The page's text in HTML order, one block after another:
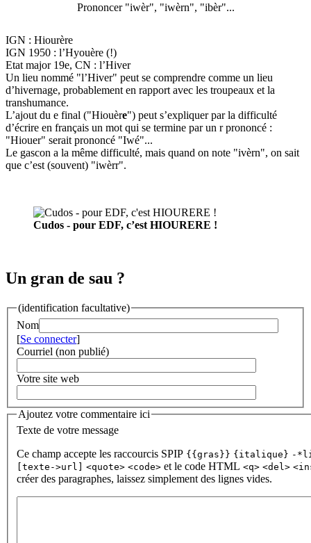
Prononcer "iwèr", "iwèrn", "ibèr"...
IGN : Hiourère
IGN 1950 : l’Hyouère (!)
Etat major 19e, CN : l’Hiver
Un lieu nommé "l’Hiver" peut se comprendre comme un lieu
d’hivernage, probablement en rapport avec les troupeaux et la
transhumance.
L’ajout du e final ("Hiouère") peut s’expliquer par la difficulté
d’écrire en français un mot qui se termine par un r prononcé :
"Hiouer" serait prononcé "Iwé"...
Le gascon a la même difficulté, mais quand on note "ivèrn", on sait
que c’est (souvent) "iwèrr".
Cudos - pour EDF, c’est HIOURERE !
Un gran de sau ?
(identification facultative)
Nom
[Se connecter]
Courriel (non publié)
Votre site web
Ajoutez votre commentaire ici
Texte de votre message
Ce champ accepte les raccourcis SPIP {{gras}} {italique} -
[texte->url]
<quote> <code> et le code HTML <q> <del>
créer des paragraphes, laissez simplement des lignes vides.